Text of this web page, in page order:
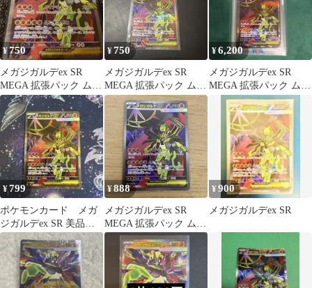
¥750
メガジガルデex SR
MEGA 拡張パック ムニ
キスゼロ キラ 097/080
¥750
メガジガルデex SR
MEGA 拡張パック ムニ
キスゼロ キラ 097/080
¥6,200
メガジガルデex SR
MEGA 拡張パック ムニ
キスゼロ キラ 097/080
¥799
ポケモンカード メガ
ジガルデex SR 美品
ムニキスゼロ
¥888
メガジガルデex SR
MEGA 拡張パック ムニ
キスゼロ 097/080
¥900
メガジガルデex SR